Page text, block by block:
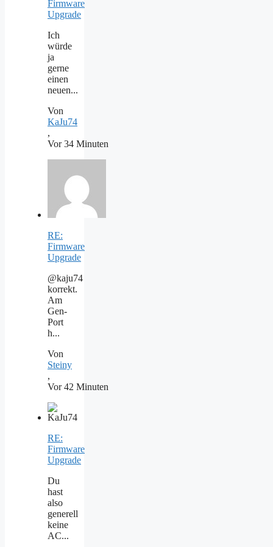
Firmware
Upgrade
Ich
würde
ja
gerne
einen
neuen...
Von
KaJu74
,
Vor 34 Minuten
RE:
Firmware
Upgrade
@kaju74
korrekt.
Am
Gen-
Port
h...
Von
Steiny
,
Vor 42 Minuten
RE:
Firmware
Upgrade
Du
hast
also
generell
keine
AC...